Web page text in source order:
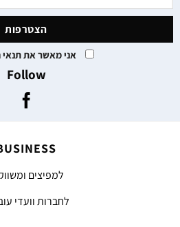
אני מאשר את תנאי
Follow
BUSINESS
למפיצים
לחברות וועדי